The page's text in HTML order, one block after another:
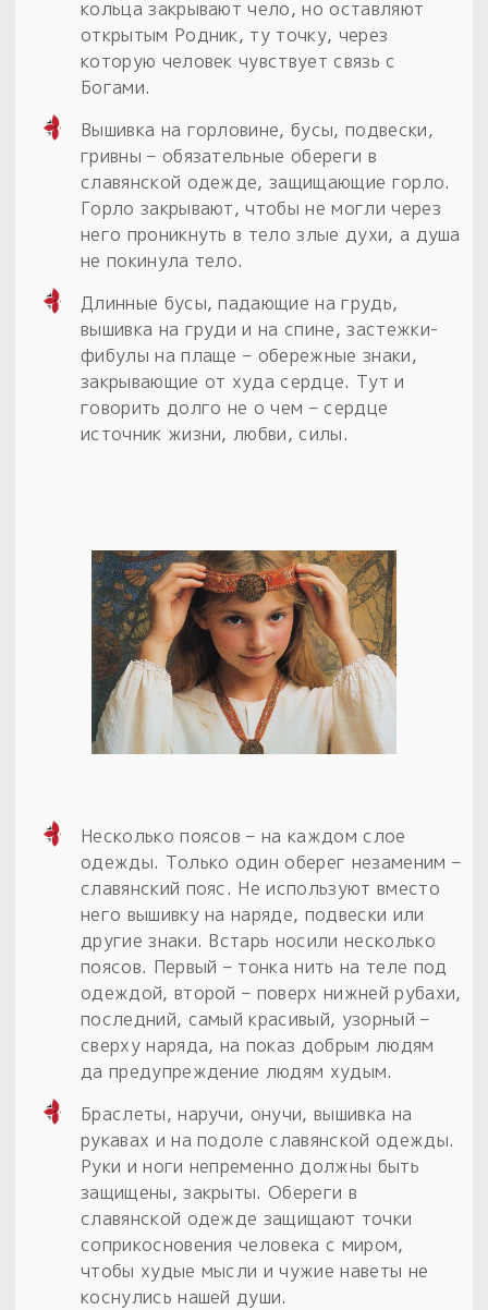
кольца закрывают чело, но оставляют
открытым Родник, ту точку, через
которую человек чувствует связь с
Богами.
Вышивка на горловине, бусы, подвески,
гривны – обязательные обереги в
славянской одежде, защищающие горло.
Горло закрывают, чтобы не могли через
него проникнуть в тело злые духи, а душа
не покинула тело.
Длинные бусы, падающие на грудь,
вышивка на груди и на спине, застежки-
фибулы на плаще – обережные знаки,
закрывающие от худа сердце. Тут и
говорить долго не о чем – сердце
источник жизни, любви, силы.
Несколько поясов – на каждом слое
одежды. Только один оберег незаменим –
славянский пояс. Не используют вместо
него вышивку на наряде, подвески или
другие знаки. Встарь носили несколько
поясов. Первый – тонка нить на теле под
одеждой, второй – поверх нижней рубахи,
последний, самый красивый, узорный –
сверху наряда, на показ добрым людям
да предупреждение людям худым.
Браслеты, наручи, онучи, вышивка на
рукавах и на подоле славянской одежды.
Руки и ноги непременно должны быть
защищены, закрыты. Обереги в
славянской одежде защищают точки
соприкосновения человека с миром,
чтобы худые мысли и чужие наветы не
коснулись нашей души.